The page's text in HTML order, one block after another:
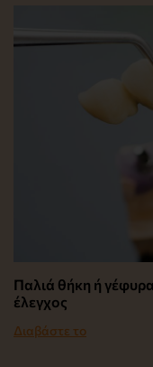
Παλιά θήκη ή
έλεγχος
Διαβάστε το